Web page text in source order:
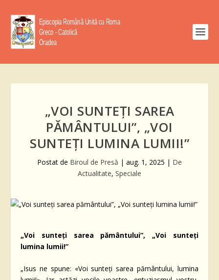
„VOI SUNTEȚI SAREA
PĂMÂNTULUI”, „VOI
SUNTEȚI LUMINA LUMII!”
Postat de Biroul de Presă | aug. 1, 2025 | De
Actualitate, Speciale
„Voi sunteți sarea pământului”, „Voi sunteți
lumina lumii!”
„Isus ne spune: «Voi sunteți sarea pământului, lumina